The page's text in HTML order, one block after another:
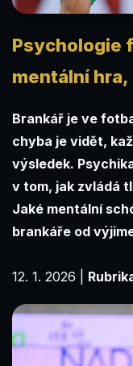
Psychologie
mentální
Brankář je ve
chyba je vidět,
výsledek.
v tom, jak zvládá
Jaké mentální
brankáře od
12. 1. 2026